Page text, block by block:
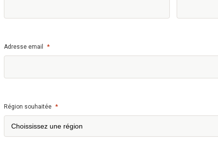
Adresse email *
Région souhaitée *